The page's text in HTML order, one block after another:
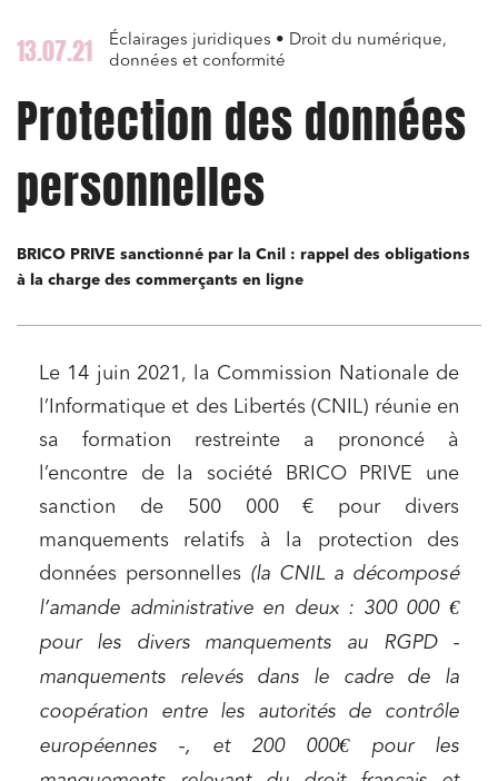
13.07.21
Éclairages juridiques • Droit du numérique,
données et conformité
Protection des données
personnelles
BRICO PRIVE sanctionné par la Cnil : rappel des obligations
à la charge des commerçants en ligne
Le 14 juin 2021, la Commission Nationale de
l’Informatique et des Libertés (CNIL) réunie en
sa formation restreinte a prononcé à
l’encontre de la société BRICO PRIVE une
sanction de 500 000 € pour divers
manquements relatifs à la protection des
données personnelles (la CNIL a décomposé
l’amande administrative en deux : 300 000 €
pour les divers manquements au RGPD -
manquements relevés dans le cadre de la
coopération entre les autorités de contrôle
européennes -, et 200 000€ pour les